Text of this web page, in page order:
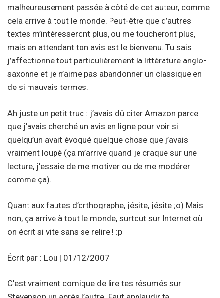
malheureusement passée à côté de cet auteur, comme
cela arrive à tout le monde. Peut-être que d’autres
textes m’intéresseront plus, ou me toucheront plus,
mais en attendant ton avis est le bienvenu. Tu sais
j’affectionne tout particulièrement la littérature anglo-
saxonne et je n’aime pas abandonner un classique en
de si mauvais termes.
Ah juste un petit truc : j’avais dû citer Amazon parce
que j’avais cherché un avis en ligne pour voir si
quelqu’un avait évoqué quelque chose que j’avais
vraiment loupé (ça m’arrive quand je craque sur une
lecture, j’essaie de me motiver ou de me modérer
comme ça).
Quant aux fautes d’orthographe, jésite, jésite ;o) Mais
non, ça arrive à tout le monde, surtout sur Internet où
on écrit si vite sans se relire ! :p
Écrit par : Lou | 01/12/2007
C’est vraiment comique de lire tes résumés sur